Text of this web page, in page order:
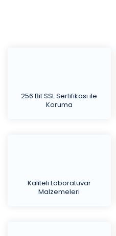
256 Bit SSL Sertifikası ile
Koruma
Kaliteli Laboratuvar
Malzemeleri